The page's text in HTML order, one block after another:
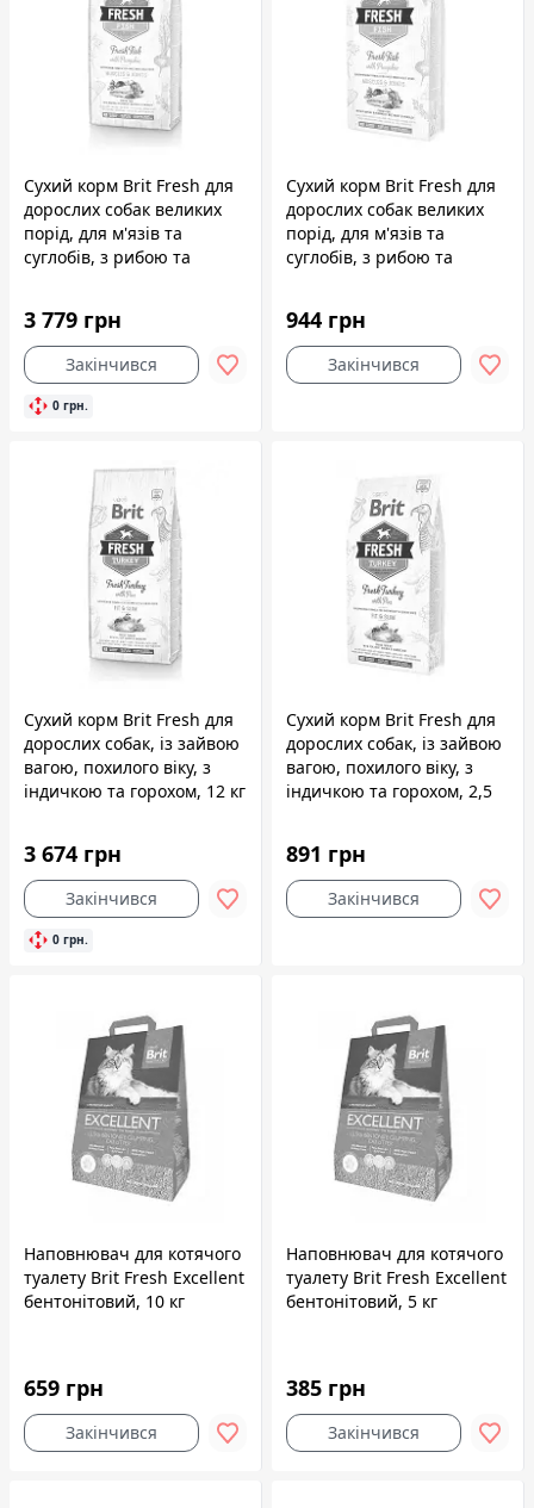
Сухий корм Brit Fresh для
дорослих собак великих
порід, для м'язів та
суглобів, з рибою та
3 779 грн
Закінчився
0 грн.
Сухий корм Brit Fresh для
дорослих собак великих
порід, для м'язів та
суглобів, з рибою та
944 грн
Закінчився
Сухий корм Brit Fresh для
дорослих собак, із зайвою
вагою, похилого віку, з
індичкою та горохом, 12 кг
3 674 грн
Закінчився
0 грн.
Сухий корм Brit Fresh для
дорослих собак, із зайвою
вагою, похилого віку, з
індичкою та горохом, 2,5
891 грн
Закінчився
Наповнювач для котячого
туалету Brit Fresh Excellent
бентонітовий, 10 кг
659 грн
Закінчився
Наповнювач для котячого
туалету Brit Fresh Excellent
бентонітовий, 5 кг
385 грн
Закінчився